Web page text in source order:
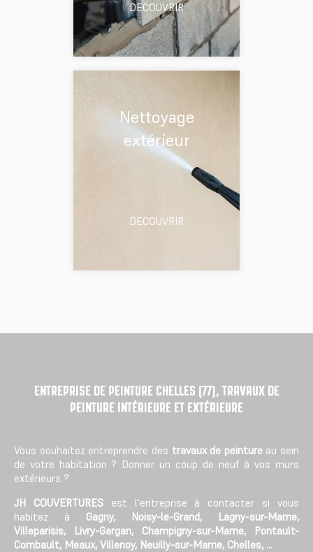
DECOUVRIR
Nettoyage
extérieur
DECOUVRIR
ENTREPRISE DE PEINTURE CHELLES (77), TRAVAUX DE
PEINTURE INTÉRIEURE ET EXTÉRIEURE
Vous souhaitez entreprendre des travaux de peintureau sein
de votre habitation ? Donner un coup de neuf à vos murs
extérieurs ?
JH COUVERTURESest l'entreprise à contacter si vous
habitez à Gagny, Noisy-le-Grand, Lagny-sur-Marne,
Villeparisis, Livry-Gargan, Champigny-sur-Marne, Pontault-
Combault, Meaux, Villenoy, Neuilly-sur-Marne, Chelles, ...